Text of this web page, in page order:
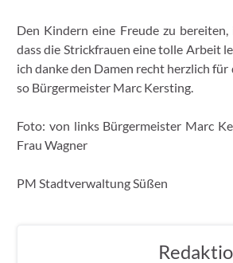
Den Kindern eine Freude zu
dass die Strickfrauen eine tolle Arbeit
ich danke den Damen recht herzlich
so Bürgermeister Marc Kersting.
Foto: von links Bürgermeister Marc
Frau Wagner
PM Stadtverwaltung Süßen